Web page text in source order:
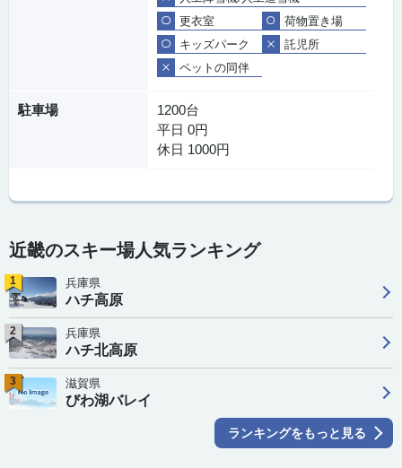
更衣室
荷物置き場
キッズパーク
託児所
ペットの同伴
駐車場
1200台
平日 0円
休日 1000円
近畿のスキー場人気ランキング
1 兵庫県
ハチ高原
2 兵庫県
ハチ北高原
3 滋賀県
びわ湖バレイ
ランキングをもっと見る